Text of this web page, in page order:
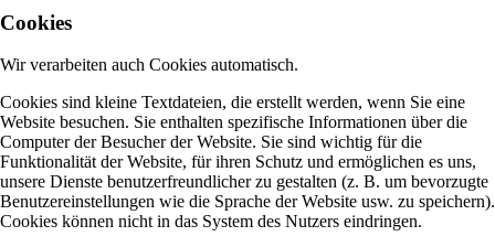
Cookies
Wir verarbeiten auch Cookies automatisch.
Cookies sind kleine Textdateien, die erstellt werden, wenn Sie eine
Website besuchen. Sie enthalten spezifische Informationen über die
Computer der Besucher der Website. Sie sind wichtig für die
Funktionalität der Website, für ihren Schutz und ermöglichen es uns,
unsere Dienste benutzerfreundlicher zu gestalten (z. B. um bevorzugte
Benutzereinstellungen wie die Sprache der Website usw. zu speichern).
Cookies können nicht in das System des Nutzers eindringen.